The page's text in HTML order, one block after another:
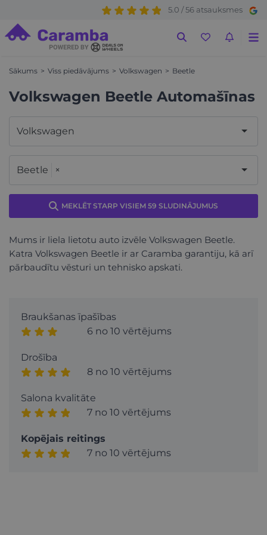
5.0 / 56 atsauksmes
Sākums Viss piedāvājums Volkswagen Beetle
Volkswagen Beetle Automašīnas
Volkswagen
Beetle ×
MEKLĒT STARP VISIEM 59 SLUDINĀJUMUS
Mums ir liela lietotu auto izvēle Volkswagen Beetle.
Katra Volkswagen Beetle ir ar Caramba garantiju, kā arī
pārbaudītu vēsturi un tehnisko apskati.
Braukšanas īpašības
6 no 10 vērtējums
Drošība
8 no 10 vērtējums
Salona kvalitāte
7 no 10 vērtējums
Kopējais reitings
7 no 10 vērtējums